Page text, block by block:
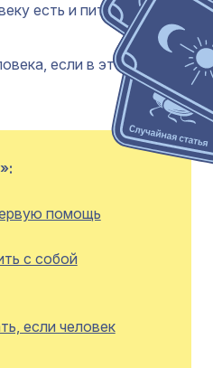
есть и пить;
если в этом нет
помощь
с собой
если человек